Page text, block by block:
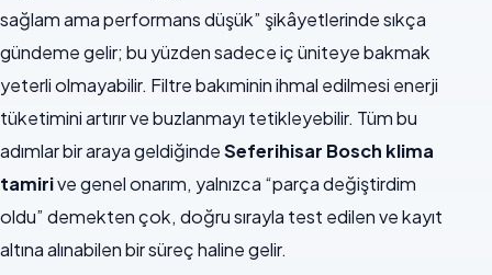
sağlam ama performans düşük” şikâyetlerinde sıkça
gündeme gelir; bu yüzden sadece iç üniteye bakmak
yeterli olmayabilir. Filtre bakıminin ihmal edilmesi enerji
tüketimini artırır ve buzlanmayı tetikleyebilir. Tüm bu
adımlar bir araya geldiğindeSeferihisar Bosch klima
tamirive genel onarım, yalnızca “parça değiştirdim
oldu” demekten çok, doğru sırayla test edilen ve kayıt
altına alınabilen bir süreç haline gelir.